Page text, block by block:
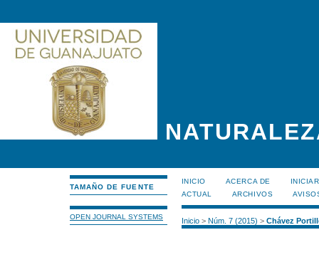
TAMAÑO DE FUENTE
OPEN JOURNAL SYSTEMS
INICIO ACERCA DE
ACTUAL
ARCHIVOS
Inicio> Núm. 7 (2015) > Chávez